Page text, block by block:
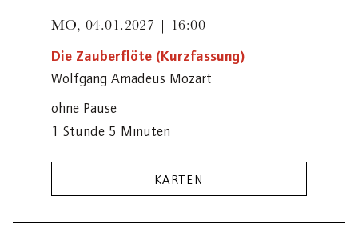
MO, 04.01.2027 | 16:00
Die Zauberflöte (Kurzfassung)
Wolfgang Amadeus Mozart
ohne Pause
1 Stunde 5 Minuten
KARTEN